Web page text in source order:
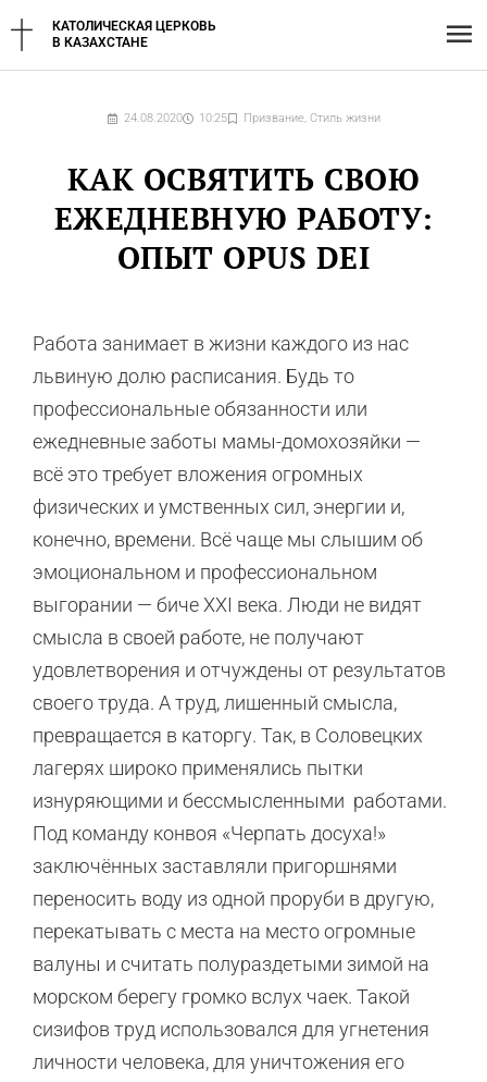
Перейти
содержимому
КАТОЛИЧЕСКАЯ ЦЕРКОВЬ
В КАЗАХСТАНЕ
24.08.2020 10:25 Призвание, Стиль жизни
КАК ОСВЯТИТЬ СВОЮ
ЕЖЕДНЕВНУЮ РАБОТУ:
ОПЫТ OPUS DEI
Работа занимает в жизни каждого из нас
львиную долю расписания. Будь то
профессиональные обязанности или
ежедневные заботы мамы-домохозяйки —
всё это требует вложения огромных
физических и умственных сил, энергии и,
конечно, времени. Всё чаще мы слышим об
эмоциональном и профессиональном
выгорании — биче XXI века. Люди не видят
смысла в своей работе, не получают
удовлетворения и отчуждены от результатов
своего труда. А труд, лишенный смысла,
превращается в каторгу. Так, в Соловецких
лагерях широко применялись пытки
изнуряющими и бессмысленными работами.
Под команду конвоя «Черпать досуха!»
заключённых заставляли пригоршнями
переносить воду из одной проруби в другую,
перекатывать с места на место огромные
валуны и считать полураздетыми зимой на
морском берегу громко вслух чаек. Такой
сизифов труд использовался для угнетения
личности человека, для уничтожения его